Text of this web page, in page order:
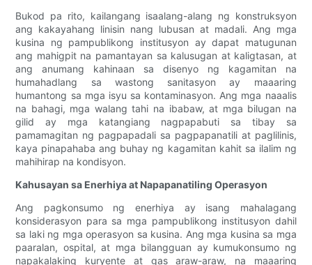
Bukod pa rito, kailangang isaalang-alang ng konstruksyon
ang kakayahang linisin nang lubusan at madali. Ang mga
kusina ng pampublikong institusyon ay dapat matugunan
ang mahigpit na pamantayan sa kalusugan at kaligtasan, at
ang anumang kahinaan sa disenyo ng kagamitan na
humahadlang sa wastong sanitasyon ay maaaring
humantong sa mga isyu sa kontaminasyon. Ang mga naaalis
na bahagi, mga walang tahi na ibabaw, at mga bilugan na
gilid ay mga katangiang nagpapabuti sa tibay sa
pamamagitan ng pagpapadali sa pagpapanatili at paglilinis,
kaya pinapahaba ang buhay ng kagamitan kahit sa ilalim ng
mahihirap na kondisyon.
Kahusayan sa Enerhiya at Napapanatiling Operasyon
Ang pagkonsumo ng enerhiya ay isang mahalagang
konsiderasyon para sa mga pampublikong institusyon dahil
sa laki ng mga operasyon sa kusina. Ang mga kusina sa mga
paaralan, ospital, at mga bilangguan ay kumukonsumo ng
napakalaking kuryente at gas araw-araw, na maaaring